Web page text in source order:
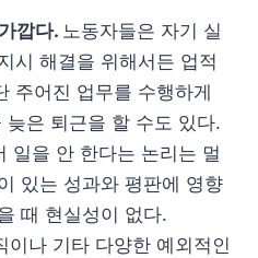
깝다. 노동자들은 자기 실
시 해결을 위해서든 업적
주어진 업무를 수행하게
은 퇴근을 할 수도 있다.
일을 안 한다는 논리는 멀
있는 성과와 평판에 영향
때 현실성이 없다.
이나 기타 다양한 예외적인